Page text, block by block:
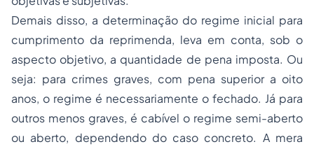
Demais disso, a determinação do regime inicial para
cumprimento da reprimenda, leva em conta, sob o
aspecto objetivo, a quantidade de pena imposta. Ou
seja: para crimes graves, com pena superior a oito
anos, o regime é necessariamente o fechado. Já para
outros menos graves, é cabível o regime semi-aberto
ou aberto, dependendo do caso concreto. A mera